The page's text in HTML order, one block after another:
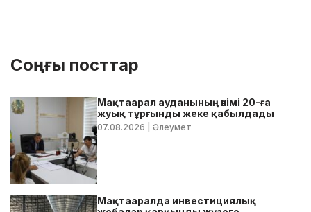
Соңғы посттар
Мақтаарал ауданының әкімі 20-ға
жуық тұрғынды жеке қабылдады
07.08.2026 | Әлеумет
Мақтааралда инвестициялық